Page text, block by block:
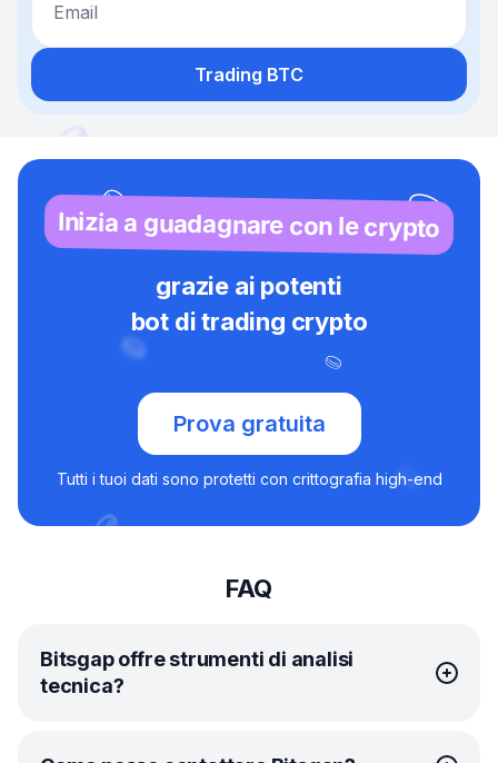
Email
Trading BTC
Inizia a guadagnare con le crypto
grazie ai potenti
bot di trading crypto
Prova gratuita
Tutti i tuoi dati sono protetti con crittografia high-end
FAQ
Bitsgap offre strumenti di analisi
tecnica?
Certo! In proposito, Bitsgap ha forgiato un’alleanza unica